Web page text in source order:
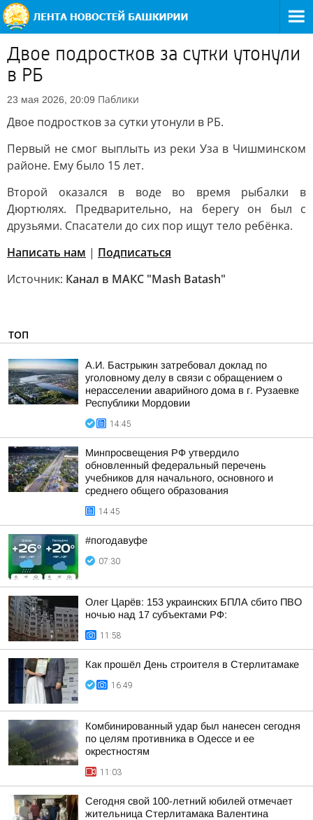
Двое подростков за сутки утонули
в РБ
23 мая 2026, 20:09 Паблики
Двое подростков за сутки утонули в РБ.
Первый не смог выплыть из реки Уза в Чишминском
районе. Ему было 15 лет.
Второй оказался в воде во время рыбалки в
Дюртюлях. Предварительно, на берегу он был с
друзьями. Спасатели до сих пор ищут тело ребёнка.
Написать нам | Подписаться
Источник: Канал в МАКС "Mash Batash"
ТОП
А.И. Бастрыкин затребовал доклад по
уголовному делу в связи с обращением о
нерасселении аварийного дома в г. Рузаевке
Республики Мордовии
14:45
Минпросвещения РФ утвердило
обновленный федеральный перечень
учебников для начального, основного и
среднего общего образования
14:45
#погодавуфе
07:30
Олег Царёв: 153 украинских БПЛА сбито ПВО
ночью над 17 субъектами РФ:
11:58
Как прошёл День строителя в Стерлитамаке
16:49
Комбинированный удар был нанесен сегодня
по целям противника в Одессе и ее
окрестностям
11:03
Сегодня свой 100-летний юбилей отмечает
жительница Стерлитамака Валентина